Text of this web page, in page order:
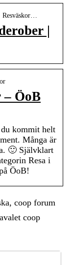
Resväskor…
|
ÖoB
kommit helt
Många är
🙂 Självklart
Resa i
ÖoB!
coop forum
coop